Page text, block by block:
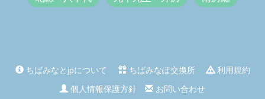
ちばみなとjpについて ちばみなぽ交換所
利用規約
個人情報保護方針
お問い合わせ